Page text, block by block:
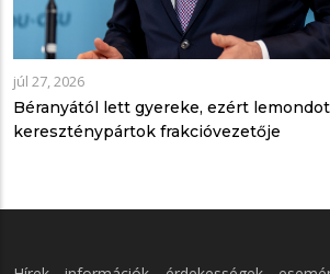
júl 27, 2026
Béranyától lett gyereke, ezért
kereszténypártok frakcióvezetője